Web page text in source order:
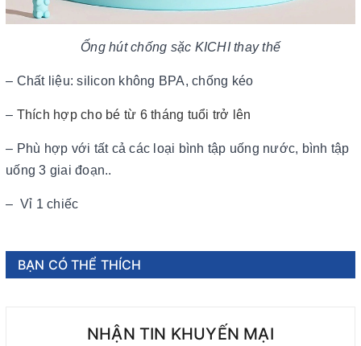
Ống hút chống sặc KICHI thay thế
– Chất liệu: silicon không BPA, chống kéo
– Thích hợp cho bé từ 6 tháng tuổi trở lên
– Phù hợp với tất cả các loại bình tập uống nước, bình tập
uống 3 giai đoạn..
– Vỉ 1 chiếc
BẠN CÓ THỂ THÍCH
NHẬN TIN KHUYẾN MẠI